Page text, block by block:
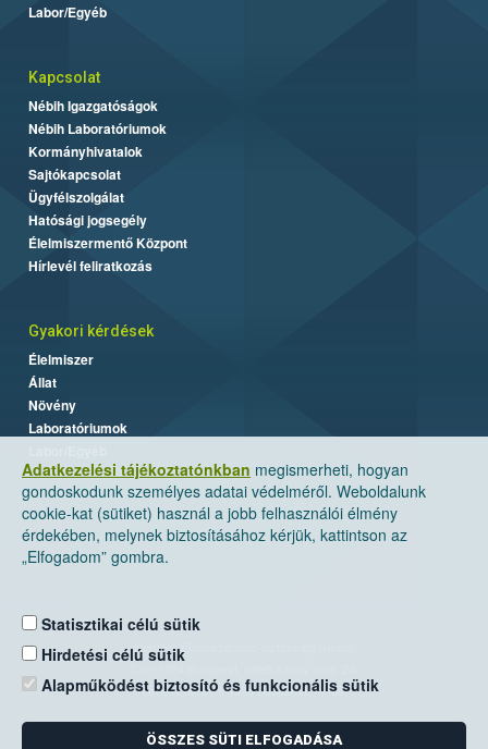
Adatkezelési tájékoztatónkban megismerheti, hogyan
gondoskodunk személyes adatai védelméről. Weboldalunk
cookie-kat (sütiket) használ a jobb felhasználói élmény
érdekében, melynek biztosításához kérjük, kattintson az
„Elfogadom” gombra.
Statisztikai célú sütik
Hirdetési célú sütik
Alapműködést biztosító és funkcionális sütik
ÖSSZES SÜTI ELFOGADÁSA
Labor/Egyéb
Kapcsolat
Nébih Igazgatóságok
Nébih Laboratóriumok
Kormányhivatalok
Sajtókapcsolat
Ügyfélszolgálat
Hatósági jogsegély
Élelmiszermentő Központ
Hírlevél feliratkozás
Gyakori kérdések
Élelmiszer
Állat
Növény
Laboratóriumok
Nemzeti Élelmiszerlánc-biztonsági Hivatal
Levelezési cím: 1525 Budapest. Pf. 30.